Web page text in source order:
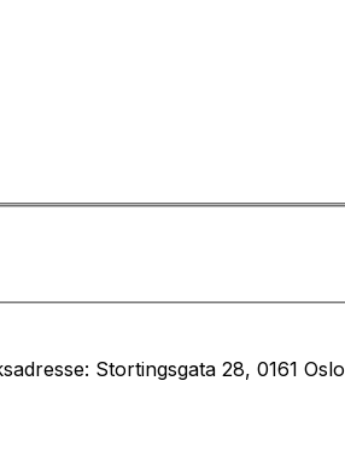
Stortingsgata 28, 0161 Oslo